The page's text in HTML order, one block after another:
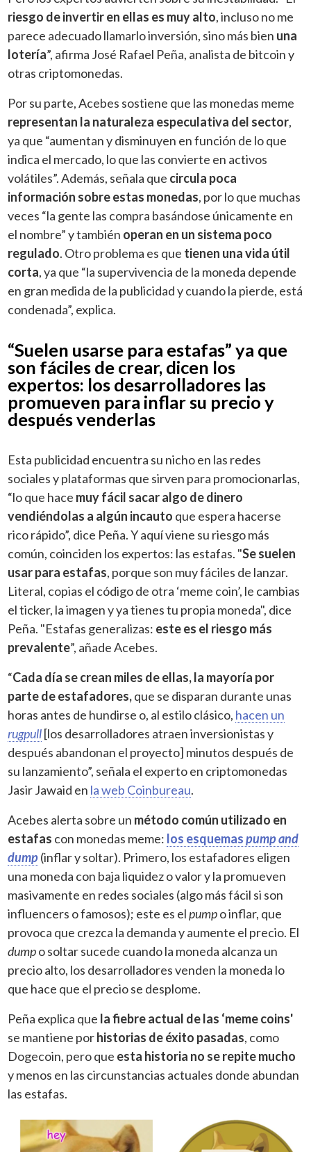
riesgo de invertir en ellas es muy alto, incluso no me
parece adecuado llamarlo inversión, sino más bien una
lotería”, afirma José Rafael Peña, analista de bitcoin y
otras criptomonedas.
Por su parte, Acebes sostiene que las monedas meme
representan la naturaleza especulativa del sector,
ya que “aumentan y disminuyen en función de lo que
indica el mercado, lo que las convierte en activos
volátiles”. Además, señala que circula poca
información sobre estas monedas, por lo que muchas
veces “la gente las compra basándose únicamente en
el nombre” y también operan en un sistema poco
regulado. Otro problema es que tienen una vida útil
corta, ya que “la supervivencia de la moneda depende
en gran medida de la publicidad y cuando la pierde, está
condenada”, explica.
“Suelen usarse para estafas” ya que
son fáciles de crear, dicen los
expertos: los desarrolladores las
promueven para inflar su precio y
después venderlas
Esta publicidad encuentra su nicho en las redes
sociales y plataformas que sirven para promocionarlas,
“lo que hace muy fácil sacar algo de dinero
vendiéndolas a algún incauto que espera hacerse
rico rápido”, dice Peña. Y aquí viene su riesgo más
común, coinciden los expertos: las estafas. "Se suelen
usar para estafas, porque son muy fáciles de lanzar.
Literal, copias el código de otra ‘meme coin’, le cambias
el ticker, la imagen y ya tienes tu propia moneda", dice
Peña. "Estafas generalizas: este es el riesgo más
prevalente”, añade Acebes.
“Cada día se crean miles de ellas, la mayoría por
parte de estafadores,que se disparan durante unas
horas antes de hundirse o, al estilo clásico, hacen un
rugpull[los desarrolladores atraen inversionistas y
después abandonan el proyecto] minutos después de
su lanzamiento”, señala el experto en criptomonedas
Jasir Jawaid en la web Coinbureau.
Acebes alerta sobre un método común utilizado en
estafas con monedas meme: los esquemaspump and
dump(inflar y soltar). Primero, los estafadores eligen
una moneda con baja liquidez o valor y la promueven
masivamente en redes sociales (algo más fácil si son
influencers o famosos); este es elpumpo inflar, que
provoca que crezca la demanda y aumente el precio. El
dumpo soltar sucede cuando la moneda alcanza un
precio alto, los desarrolladores venden la moneda lo
que hace que el precio se desplome.
Peña explica que la fiebre actual de las ‘meme coins'
se mantiene porhistorias de éxito pasadas, como
Dogecoin, pero que esta historia no se repite mucho
y menos en las circunstancias actuales donde abundan
las estafas.